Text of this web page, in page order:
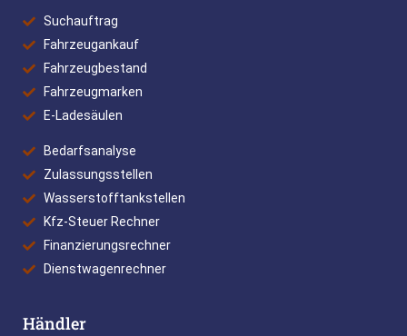
Suchauftrag
Fahrzeugankauf
Fahrzeugbestand
Fahrzeugmarken
E-Ladesäulen
Bedarfsanalyse
Zulassungsstellen
Wasserstofftankstellen
Kfz-Steuer Rechner
Finanzierungsrechner
Dienstwagenrechner
Händler